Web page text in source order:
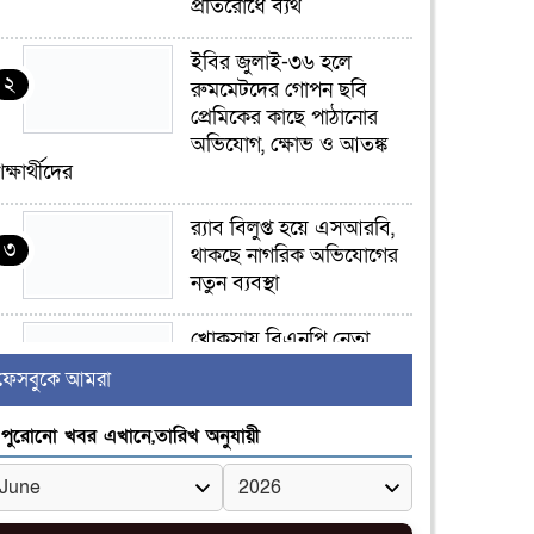
প্রতিরোধে ব্যর্থ
২
ইবির জুলাই-৩৬ হলে
রুমমেটদের গোপন ছবি
প্রেমিকের কাছে পাঠানোর
অভিযোগ, ক্ষোভ ও আতঙ্ক
৩
র‍্যাব বিলুপ্ত হয়ে এসআরবি,
থাকছে নাগরিক অভিযোগের
নতুন ব্যবস্থা
৪
খোকসায় বিএনপি নেতা
৫
সাঈদীর ছবিতে জুতা
নিক্ষেপকারীরা ‘জারজ
সন্তান’: আমির হামজা
আমরা
পুরোনো খবর এখানে,তারিখ অনুযায়ী